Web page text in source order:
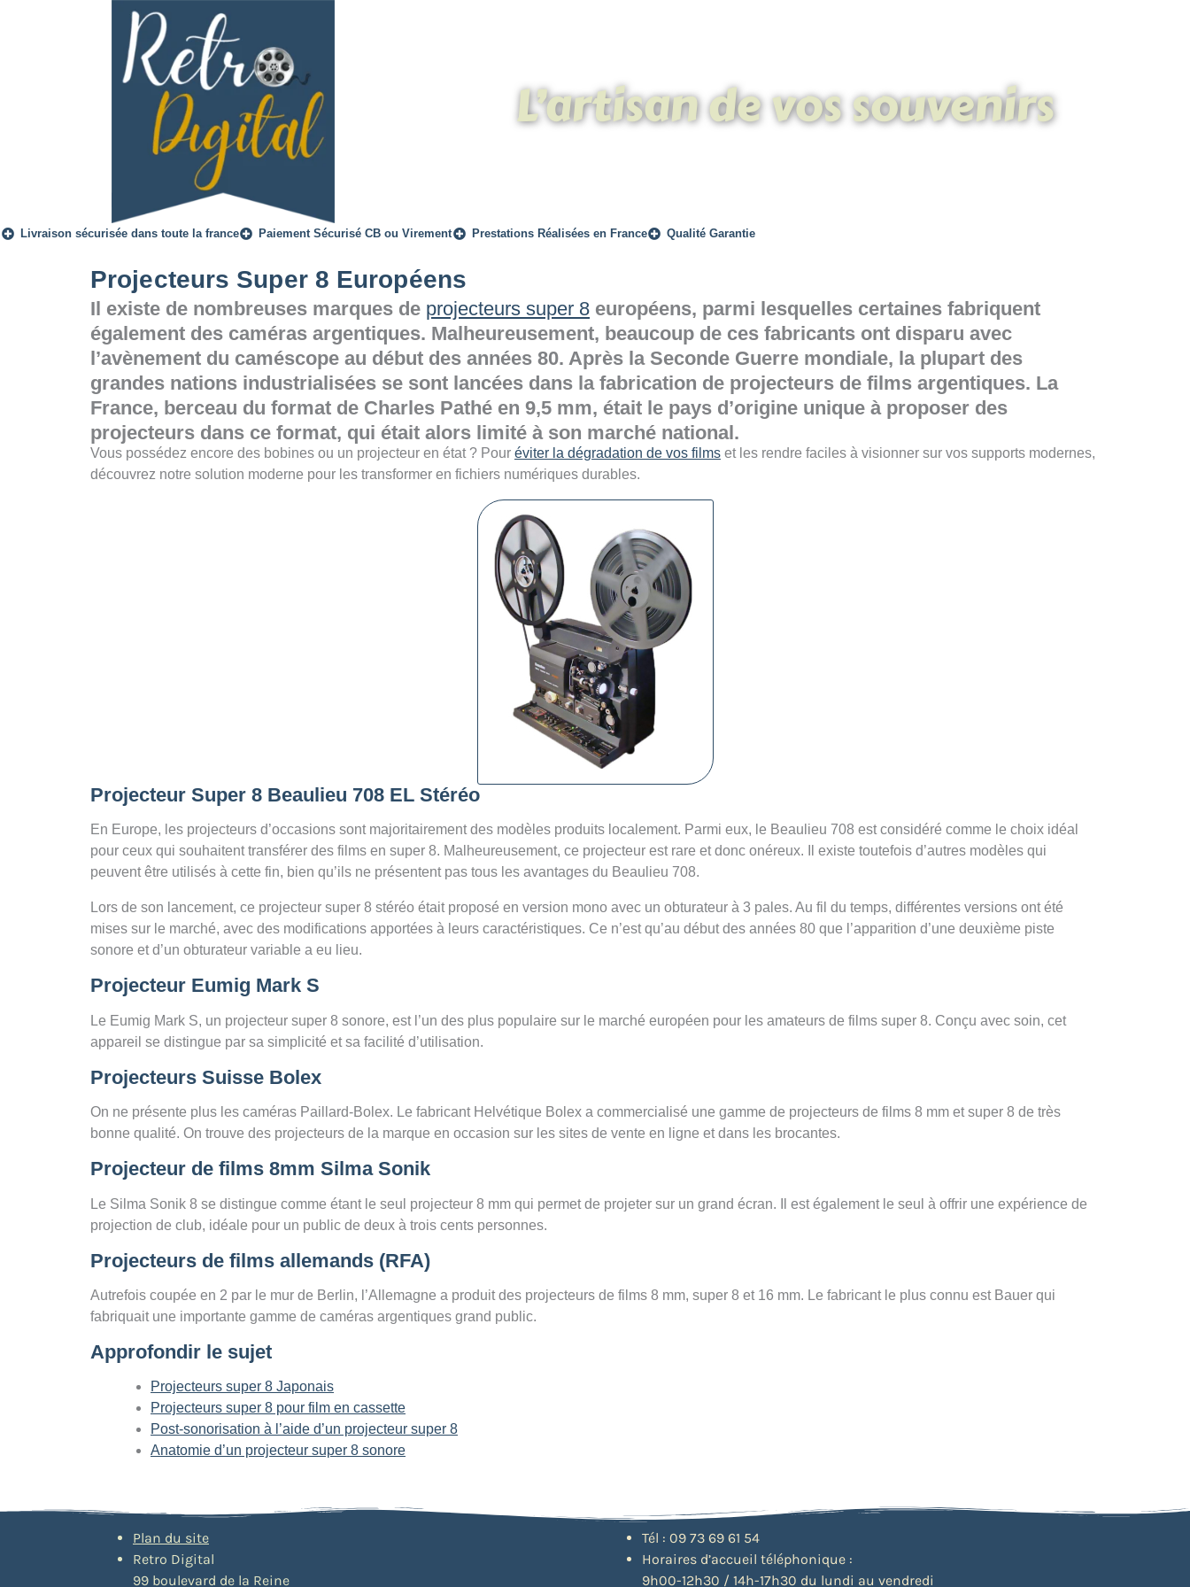
L’artisan de vos souvenirs
Livraison sécurisée dans toute la france Paiement Sécurisé CB ou Virement Prestations Réalisées en France Qualité Garantie
Projecteurs Super 8 Européens
Il existe de nombreuses marques de projecteurs super 8 européens, parmi lesquelles certaines fabriquent
également des caméras argentiques. Malheureusement, beaucoup de ces fabricants ont disparu avec
l’avènement du caméscope au début des années 80. Après la Seconde Guerre mondiale, la plupart des
grandes nations industrialisées se sont lancées dans la fabrication de projecteurs de films argentiques. La
France, berceau du format de Charles Pathé en 9,5 mm, était le pays d’origine unique à proposer des
projecteurs dans ce format, qui était alors limité à son marché national.
Vous possédez encore des bobines ou un projecteur en état ? Pour éviter la dégradation de vos films et les rendre faciles à visionner sur vos supports modernes,
découvrez notre solution moderne pour les transformer en fichiers numériques durables.
Projecteur Super 8 Beaulieu 708 EL Stéréo
En Europe, les projecteurs d’occasions sont majoritairement des modèles produits localement. Parmi eux, le Beaulieu 708 est considéré comme le choix idéal
pour ceux qui souhaitent transférer des films en super 8. Malheureusement, ce projecteur est rare et donc onéreux. Il existe toutefois d’autres modèles qui
peuvent être utilisés à cette fin, bien qu’ils ne présentent pas tous les avantages du Beaulieu 708.
Lors de son lancement, ce projecteur super 8 stéréo était proposé en version mono avec un obturateur à 3 pales. Au fil du temps, différentes versions ont été
mises sur le marché, avec des modifications apportées à leurs caractéristiques. Ce n’est qu’au début des années 80 que l’apparition d’une deuxième piste
sonore et d’un obturateur variable a eu lieu.
Projecteur Eumig Mark S
Le Eumig Mark S, un projecteur super 8 sonore, est l’un des plus populaire sur le marché européen pour les amateurs de films super 8. Conçu avec soin, cet
appareil se distingue par sa simplicité et sa facilité d’utilisation.
Projecteurs Suisse Bolex
On ne présente plus les caméras Paillard-Bolex. Le fabricant Helvétique Bolex a commercialisé une gamme de projecteurs de films 8 mm et super 8 de très
bonne qualité. On trouve des projecteurs de la marque en occasion sur les sites de vente en ligne et dans les brocantes.
Projecteur de films 8mm Silma Sonik
Le Silma Sonik 8 se distingue comme étant le seul projecteur 8 mm qui permet de projeter sur un grand écran. Il est également le seul à offrir une expérience de
projection de club, idéale pour un public de deux à trois cents personnes.
Projecteurs de films allemands (RFA)
Autrefois coupée en 2 par le mur de Berlin, l’Allemagne a produit des projecteurs de films 8 mm, super 8 et 16 mm. Le fabricant le plus connu est Bauer qui
fabriquait une importante gamme de caméras argentiques grand public.
Approfondir le sujet
Projecteurs super 8 Japonais
Projecteurs super 8 pour film en cassette
Post-sonorisation à l’aide d’un projecteur super 8
Anatomie d’un projecteur super 8 sonore
Plan du site
Retro Digital
99 boulevard de la Reine
Tél : 09 73 69 61 54
Horaires d’accueil téléphonique :
9h00-12h30 / 14h-17h30 du lundi au vendredi